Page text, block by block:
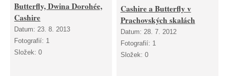
Butterfly, Dwina Dorohée,
Cashire
Datum:23. 8. 2013
Fotografií: 1
Složek:0
Cashire a Butterfly v
Prachovských skalách
Datum: 28. 7. 2012
Fotografií: 1
Složek: 0